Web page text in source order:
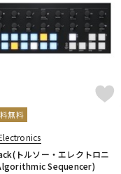
無料
トルソー・エレクトロニ
Sequencer)